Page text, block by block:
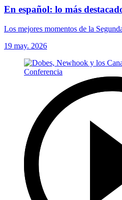
En español: lo más
Los mejores momentos de la
19 may. 2026